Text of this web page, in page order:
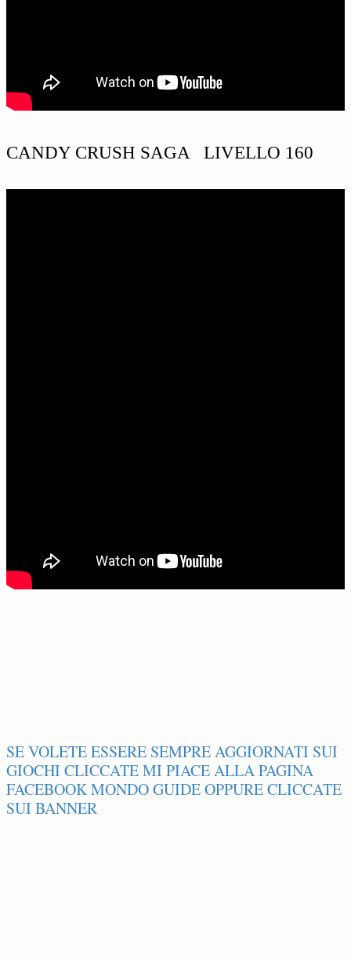
CANDY CRUSH SAGA LIVELLO 160
SE VOLETE ESSERE SEMPRE AGGIORNATI SUI
GIOCHI CLICCATE MI PIACE ALLA PAGINA
FACEBOOK MONDO GUIDE OPPURE CLICCATE
SUI BANNER